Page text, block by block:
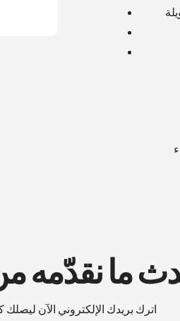
ما
اترك بريدك الإلكتروني الآن ليصلك